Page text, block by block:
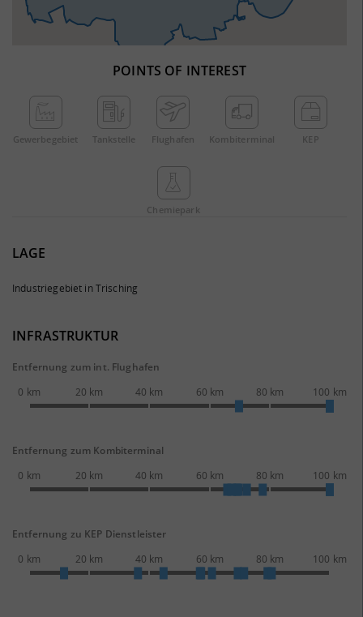
POINTS OF INTEREST
Gewerbe­gebiet Tankstelle Flughafen Kombi­terminal KEP
Chemie­park
LAGE
Industriegebiet in Trisching
INFRASTRUKTUR
Entfernung zum int. Flughafen
0 km
20 km 40 km 60 km 80 km 100 km
Entfernung zum Kombiterminal
0 km
20 km 40 km 60 km 80 km 100 km
Entfernung zu KEP Dienstleister
0 km
20 km 40 km 60 km 80 km 100 km